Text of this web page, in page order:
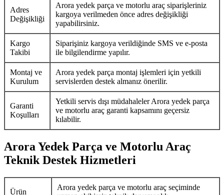
Adres
Değişikliği
Arora yedek parça ve motorlu araç siparişleriniz
kargoya verilmeden önce adres değişikliği
yapabilirsiniz.
Kargo
Takibi
Siparişiniz kargoya verildiğinde SMS ve e-posta
ile bilgilendirme yapılır.
Montaj ve
Kurulum
Arora yedek parça montaj işlemleri için yetkili
servislerden destek almanız önerilir.
Garanti
Koşulları
Yetkili servis dışı müdahaleler Arora yedek parça
ve motorlu araç garanti kapsamını geçersiz
kılabilir.
Arora Yedek Parça ve Motorlu Araç
Teknik Destek Hizmetleri
Ürün
Arora yedek parça ve motorlu araç seçiminde